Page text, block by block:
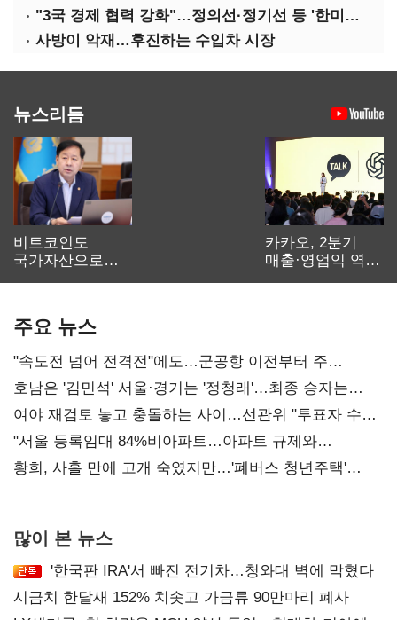
"3국 경제 협력 강화"…정의선·정기선 등 '한미일 경제대화' 참석
사방이 악재…후진하는 수입차 시장
뉴스리듬
비트코인도
국가자산으로…'
카카오, 2분기
매출·영업익 역대
주요 뉴스
"속도전 넘어 전격전"에도…군공항 이전부터 주
52시간까지 '뇌관'
호남은 '김민석' 서울·경기는 '정청래'…최종 승자는
'안갯속'
여야 재검토 놓고 충돌하는 사이…선관위 "투표자 수
오차 당연"
"서울 등록임대 84%비아파트…아파트 규제와
달리해야"
황희, 사흘 만에 고개 숙였지만…'폐버스 청년주택'
많이 본 뉴스
'한국판 IRA'서 빠진 전기차…청와대 벽에 막혔다
시금치 한달새 152% 치솟고 가금류 90만마리 폐사